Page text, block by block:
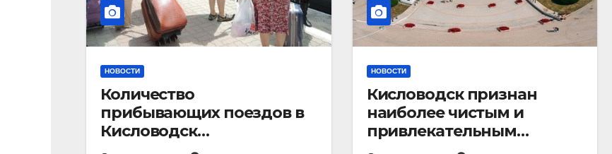
НОВОСТИ
Количество
прибывающих поездов в
Кисловодск
стремительно
НОВОСТИ
Кисловодск признан
наиболее чистым и
привлекательным
курортным городом в